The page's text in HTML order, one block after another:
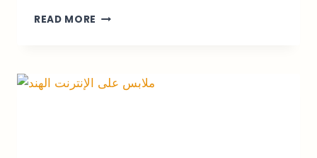
READ MORE KUVEYT’TE
VE
PRATIK